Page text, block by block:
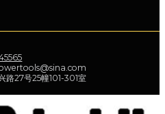
路27号25幢101-301室